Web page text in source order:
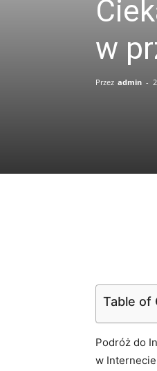
w
Przez admin -
Table of
Podróż do
w